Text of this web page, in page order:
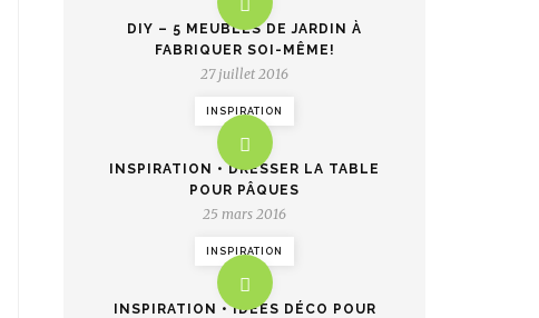
DIY – 5 MEUBLES DE JARDIN À
FABRIQUER SOI-MÊME!
27 juillet 2016
INSPIRATION
INSPIRATION • DRESSER LA TABLE
POUR PÂQUES
25 mars 2016
INSPIRATION
INSPIRATION • IDÉES DÉCO POUR